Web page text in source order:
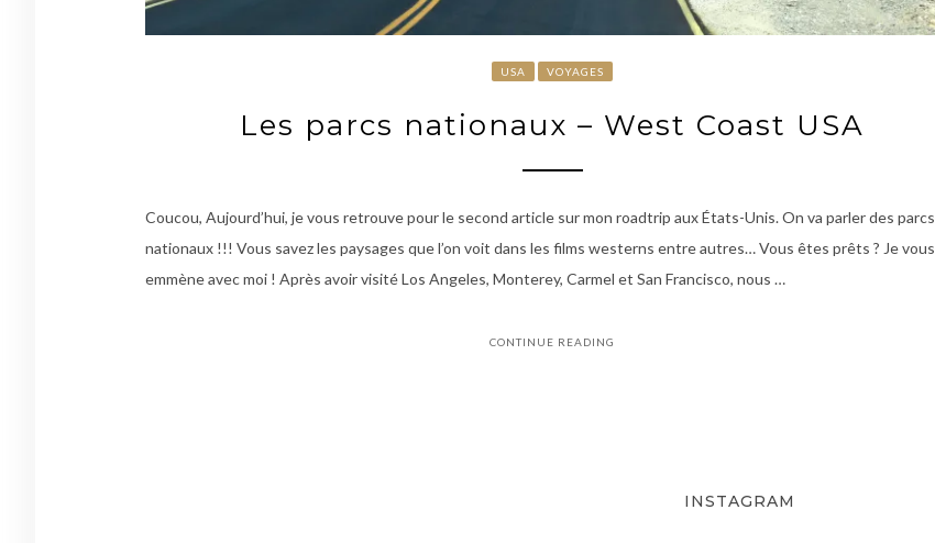
USA VOYAGES
Les parcs nationaux – West Coast USA
Coucou, Aujourd’hui, je vous retrouve pour le second article sur mon roadtrip aux États-Unis. On va parler des parcs
nationaux !!! Vous savez les paysages que l’on voit dans les films westerns entre autres… Vous êtes prêts ? Je vous
emmène avec moi ! Après avoir visité Los Angeles, Monterey, Carmel et San Francisco, nous …
CONTINUE READING
INSTAGRAM